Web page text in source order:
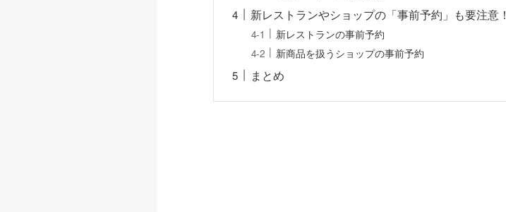
新レストランやショップの「事前予約」も要注意！
新レストランの事前予約
新商品を扱うショップの事前予約
まとめ